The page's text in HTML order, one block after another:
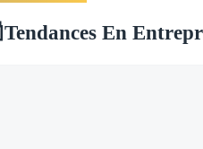
Tendances En